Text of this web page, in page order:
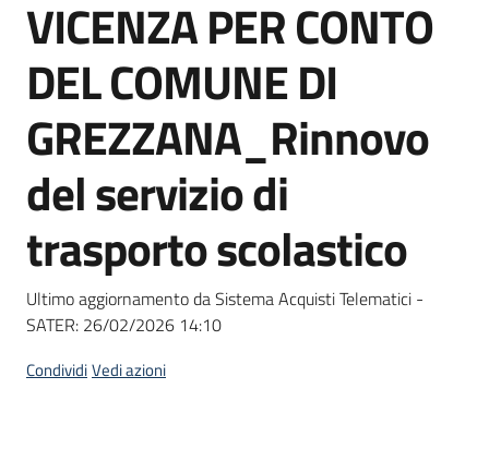
di
Supporto
Piattaforme
telematiche
VICENZA PER CONTO
DEL COMUNE DI
GREZZANA_Rinnovo
del servizio di
trasporto scolastico
Ultimo aggiornamento da Sistema Acquisti Telematici -
SATER: 26/02/2026 14:10
CondividiVedi azioni